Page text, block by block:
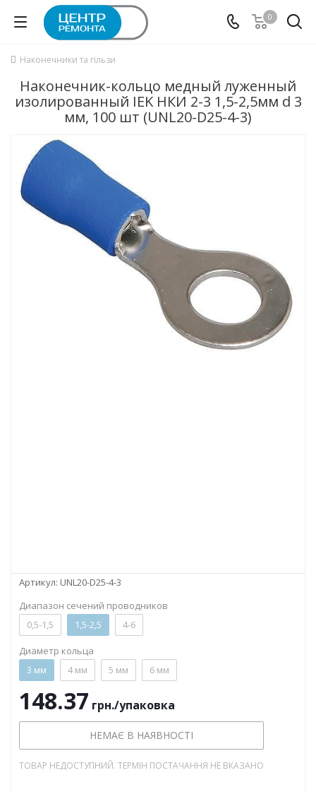
0
Наконечники та гільзи
Наконечник-кольцо медный луженный
изолированный IEK НКИ 2-3 1,5-2,5мм d 3
мм, 100 шт (UNL20-D25-4-3)
Артикул: UNL20-D25-4-3
Диапазон сечений проводников
0,5-1,5
1,5-2,5 4-6
Диаметр кольца
3 мм
4 мм 5 мм 6 мм
148.37 грн./упаковка
НЕМАЄ В НАЯВНОСТІ
ТОВАР НЕДОСТУПНИЙ. ТЕРМІН ПОСТАЧАННЯ НЕ ВКАЗАНО